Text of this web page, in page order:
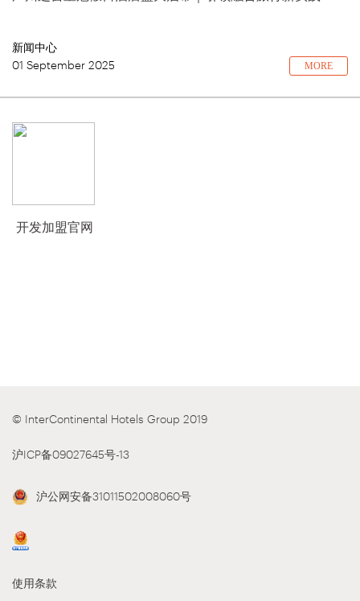
新闻中心
01 September 2025
MORE
开发加盟官网
© InterContinental Hotels Group 2019
沪ICP备09027645号-13
沪公网安备31011502008060号
使用条款